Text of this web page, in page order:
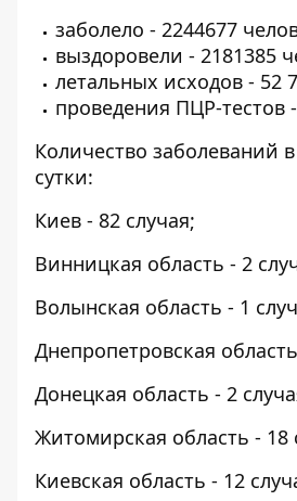
заболело - 2244677
выздоровели - 2181385
летальных исходов - 52
проведения ПЦР-тестов
Количество заболеваний
сутки:
Киев - 82 случая;
Винницкая область - 2
Волынская область - 1
Днепропетровская
Донецкая область - 2
Житомирская область - 18
Киевская область - 12